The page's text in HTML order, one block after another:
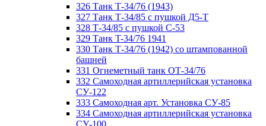
326 Танк Т-34/76 (1943)
327 Танк Т-34/85 с пушкой Д5-Т
328 Т-34/85 с пушкой С-53
329 Танк T-34/76 1941
330 Танк Т-34/76 (1942) со штампованной
башней
331 Огнеметный танк ОТ-34/76
332 Самоходная артиллерийская установка
СУ-122
333 Самоходная арт. Установка СУ-85
334 Самоходная артиллерийская установка
СУ-100